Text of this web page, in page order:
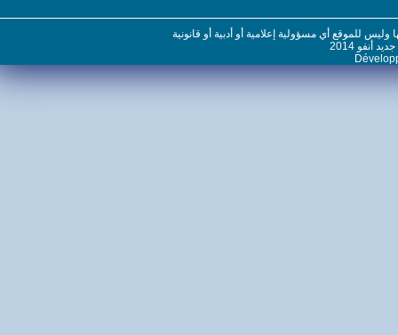
للموقع أي مسؤولية إعلامية أو أدبية أو قانونية
2014